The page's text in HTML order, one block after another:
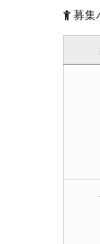
募集